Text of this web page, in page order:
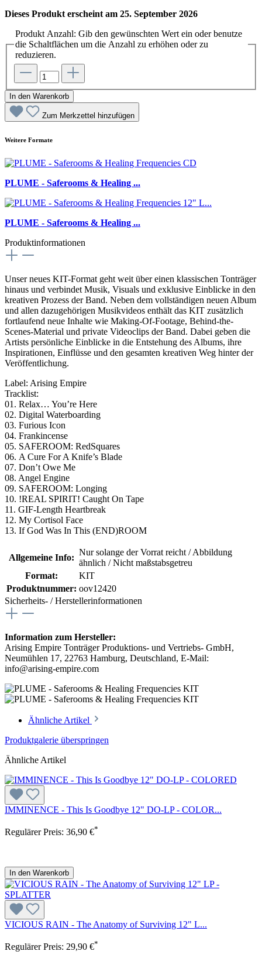
Dieses Produkt erscheint am 25. September 2026
Produkt Anzahl: Gib den gewünschten Wert ein oder benutze
die Schaltflächen um die Anzahl zu erhöhen oder zu
reduzieren.
In den Warenkorb
Zum Merkzettel hinzufügen
Weitere Formate
PLUME - Saferooms & Healing ...
PLUME - Saferooms & Healing ...
Produktinformationen
Unser neues KIT-Format geht weit über einen klassischen Tonträger
hinaus und verbindet Musik, Visuals und exklusive Einblicke in den
kreativen Prozess der Band. Neben dem vollständigen neuen Album
und allen dazugehörigen Musikvideos enthält das KIT zusätzlich
fortlaufend neue Inhalte wie Making-Of-Footage, Behind-the-
Scenes-Material und private Videoclips der Band. Dabei geben die
Artists persönliche Einblicke in die Entstehung des Albums, ihre
Inspirationen, Einflüsse und den gesamten kreativen Weg hinter der
Veröffentlichung.
Label: Arising Empire
Tracklist:
01. Relax… You’re Here
02. Digital Waterboarding
03. Furious Icon
04. Frankincense
05. SAFEROOM: RedSquares
06. A Cure For A Knife’s Blade
07. Don’t Owe Me
08. Angel Engine
09. SAFEROOM: Longing
10. !REAL SPIRIT! Caught On Tape
11. GIF-Length Heartbreak
12. My Cortisol Face
13. If God Was In This (END)ROOM
Allgemeine Info:
Nur solange der Vorrat reicht / Abbildung
ähnlich / Nicht maßstabsgetreu
Format:
KIT
Produktnummer: oov12420
Sicherheits- / Herstellerinformationen
Information zum Hersteller:
Arising Empire Tonträger Produktions- und Vertriebs- GmbH,
Neumühlen 17, 22763 Hamburg, Deutschland, E-Mail:
info@arising-empire.com
Ähnliche Artikel
Produktgalerie überspringen
Ähnliche Artikel
IMMINENCE - This Is Goodbye 12" DO-LP - COLOR...
Regulärer Preis: 36,90 €*
In den Warenkorb
VICIOUS RAIN - The Anatomy of Surviving 12" L...
Regulärer Preis: 29,90 €*